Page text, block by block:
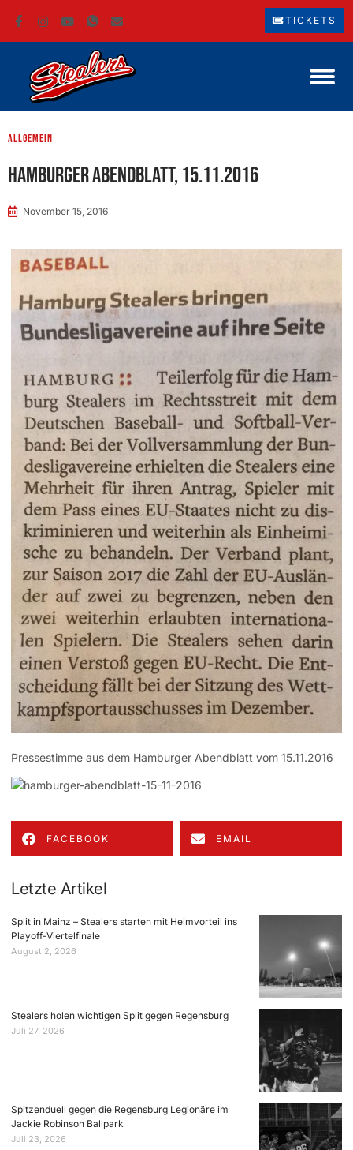
TICKETS
Allgemein
Hamburger Abendblatt, 15.11.2016
November 15, 2016
Pressestimme aus dem Hamburger Abendblatt vom 15.11.2016
FACEBOOK EMAIL
Letzte Artikel
Split in Mainz – Stealers starten mit Heimvorteil ins
Playoff-Viertelfinale
August 2, 2026
Stealers holen wichtigen Split gegen Regensburg
Juli 27, 2026
Spitzenduell gegen die Regensburg Legionäre im
Jackie Robinson Ballpark
Juli 23, 2026